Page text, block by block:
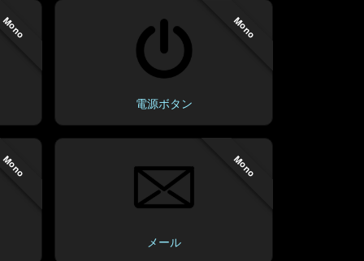
Mono Mono
電源ボタン
Mono Mono
メール